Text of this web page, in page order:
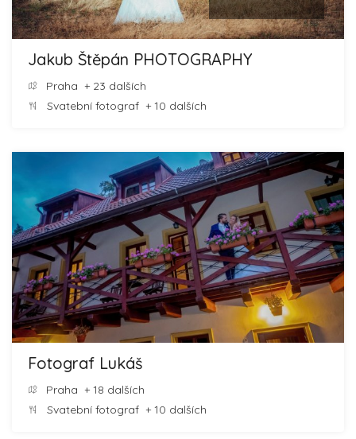
Jakub Štěpán PHOTOGRAPHY
Praha + 23 dalších
Svatební fotograf + 10 dalších
Fotograf Lukáš
Praha + 18 dalších
Svatební fotograf + 10 dalších